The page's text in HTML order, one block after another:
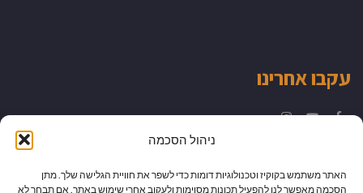
ניהול הסכמה
האתר משתמש בקוקיז וטכנולוגיות דומות כדי לשפר את חוויית הגלישה שלך. מתן
הסכמה מאפשר לנו להפעיל תכונות מסוימות ולעקוב אחרי שימוש באתר. אם תבחר לא
עקבו אחרינו